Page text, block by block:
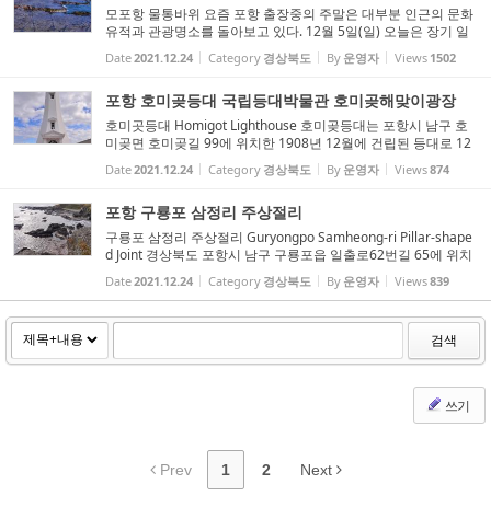
모포항 물통바위 요즘 포항 출장중의 주말은 대부분 인근의 문화
유적과 관광명소를 돌아보고 있다. 12월 5일(일) 오늘은 장기 일
출암에 들려 일출을 보고 모포항 물통바위를 답사 한 후 해안도로
를 이용하여 구룡포와 호미곶을 경유했다. 모포항 물통바위는
Date2021.12.24 Category 경상북도 By 운영자 Views 1502
포항 호미곶등대 국립등대박물관 호미곶해맞이광장
호미곳등대 Homigot Lighthouse 호미곶등대는 포항시 남구 호
미곶면 호미곶길 99에 위치한 1908년 12월에 건립된 등대로 12
월 20일 최초 점등했다. 경상북도 기념물 제39호이다. 기초에서
부터 동탑의 중간부분까지 곡선을 그리면서 폭이 점차 좁아지는
Date2021.12.24 Category 경상북도 By 운영자 Views874
포항 구룡포 삼정리 주상절리
구룡포 삼정리 주상절리 Guryongpo Samheong-ri Pillar-shape
d Joint 경상북도 포항시 남구 구룡포읍 일출로62번길 65에 위치
한 구룡포 삼정리 주상절리는 구룡포해수욕장과 연이어 위치하
고 있다. 구룡포 주상절리는 수직으로 형성된 포항 달전리 주상절
리와 ...
Date2021.12.24 Category 경상북도 By 운영자 Views839
검색
쓰기
Prev 1 2 Next